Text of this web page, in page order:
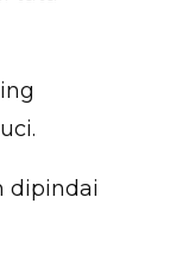
dipindai